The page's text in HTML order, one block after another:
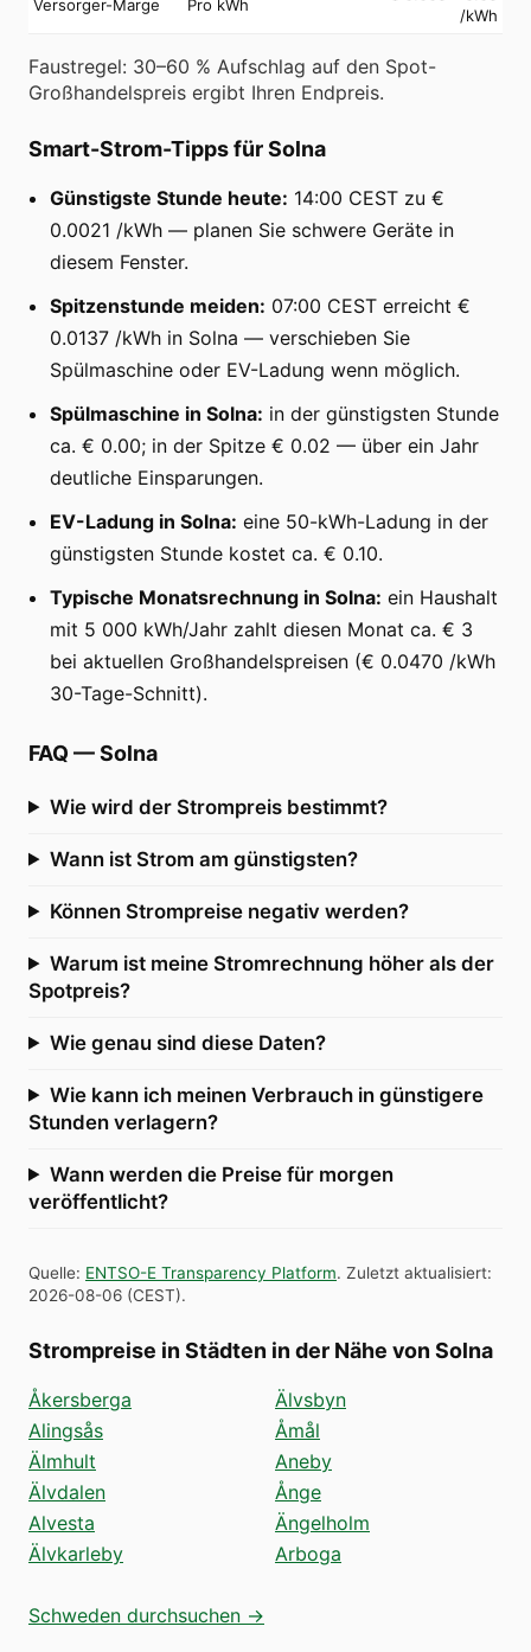
Versorger-Marge Pro kWh
/kWh
Faustregel: 30–60 % Aufschlag auf den Spot-
Großhandelspreis ergibt Ihren Endpreis.
Smart-Strom-Tipps für Solna
Günstigste Stunde heute: 14:00 CEST zu €
0.0021 /kWh — planen Sie schwere Geräte in
diesem Fenster.
Spitzenstunde meiden: 07:00 CEST erreicht €
0.0137 /kWh in Solna — verschieben Sie
Spülmaschine oder EV-Ladung wenn möglich.
Spülmaschine in Solna: in der günstigsten Stunde
ca. € 0.00; in der Spitze € 0.02 — über ein Jahr
deutliche Einsparungen.
EV-Ladung in Solna: eine 50-kWh-Ladung in der
günstigsten Stunde kostet ca. € 0.10.
Typische Monatsrechnung in Solna: ein Haushalt
mit 5 000 kWh/Jahr zahlt diesen Monat ca. € 3
bei aktuellen Großhandelspreisen (€ 0.0470 /kWh
30-Tage-Schnitt).
FAQ —Solna
Wie wird der Strompreis bestimmt?
Wann ist Strom am günstigsten?
Können Strompreise negativ werden?
Warum ist meine Stromrechnung höher als der
Spotpreis?
Wie genau sind diese Daten?
Wie kann ich meinen Verbrauch in günstigere
Stunden verlagern?
Wann werden die Preise für morgen
veröffentlicht?
Quelle: ENTSO-E Transparency Platform. Zuletzt aktualisiert:
2026-08-06 (CEST).
Strompreise in Städten in der Nähe von Solna
Åkersberga
Alingsås
Älmhult
Älvdalen
Alvesta
Älvkarleby
Älvsbyn
Åmål
Aneby
Ånge
Ängelholm
Arboga
Schweden durchsuchen →